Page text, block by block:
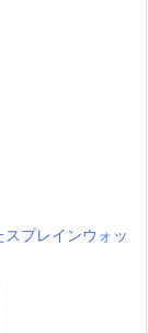
プレインウォッ